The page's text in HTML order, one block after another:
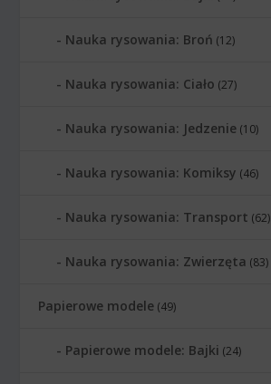
Nauka rysowania: Broń (12)
Nauka rysowania: Ciało (27)
Nauka rysowania: Jedzenie (10)
Nauka rysowania: Komiksy (46)
Nauka rysowania: Transport (62)
Nauka rysowania: Zwierzęta (83)
Papierowe modele (49)
Papierowe modele: Bajki (24)